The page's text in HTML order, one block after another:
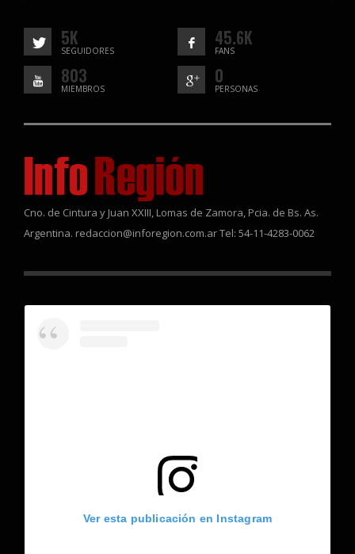
5K
SEGUIDORES
45.6K
FANS
803
MIEMBROS
0
PERSONAS
Cno. de Cintura y Juan XXIII, Lomas de Zamora, Pcia. de Bs. As.
Argentina. redaccion@inforegion.com.ar Tel: 54-11-4283-0062
Ver esta publicación en Instagram